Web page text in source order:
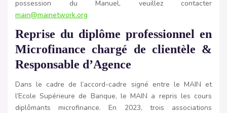
possession du Manuel, veuillez contacter
main@mainetwork.org
Reprise du diplôme professionnel en
Microfinance chargé de clientèle &
Responsable d’Agence
Dans le cadre de l’accord-cadre signé entre le MAIN et
l’Ecole Supérieure de Banque, le MAIN a repris les cours
diplômants microfinance. En 2023, trois associations